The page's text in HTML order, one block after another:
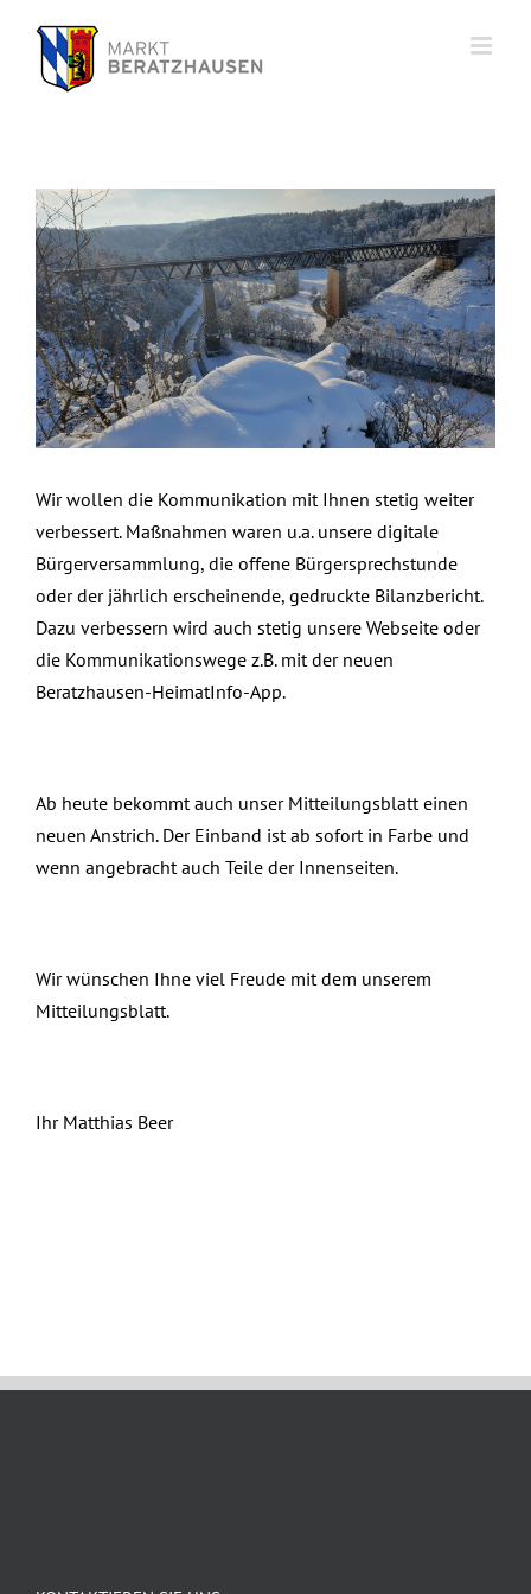
springen
Zeige
grösseres
Bild
Wir wollen die Kommunikation mit Ihnen stetig weiter
verbessert. Maßnahmen waren u.a. unsere digitale
Bürgerversammlung, die offene Bürgersprechstunde
oder der jährlich erscheinende, gedruckte Bilanzbericht.
Dazu verbessern wird auch stetig unsere Webseite oder
die Kommunikationswege z.B. mit der neuen
Beratzhausen-HeimatInfo-App.
Ab heute bekommt auch unser Mitteilungsblatt einen
neuen Anstrich. Der Einband ist ab sofort in Farbe und
wenn angebracht auch Teile der Innenseiten.
Wir wünschen Ihne viel Freude mit dem unserem
Mitteilungsblatt.
Ihr Matthias Beer